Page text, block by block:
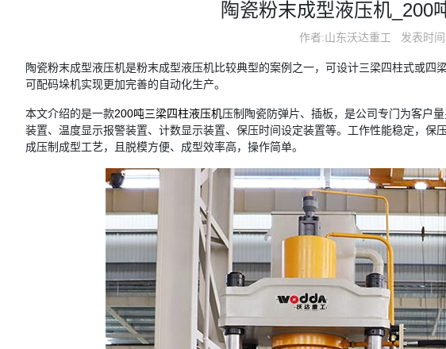
陶瓷粉末成型液压机_200
作者:山东沃达重工 发表时
陶瓷粉末成型液压机是粉末成型液压机比较典型的案例之一，可设计三梁四柱式或四
可配码垛机实现更加完善的自动化生产。
本文介绍的是一款200吨三梁四柱液压机压制陶瓷防弹片、插板，是公司专门为客户
装置、温度显示报警装置、计数显示装置、保压时间设定装置等。工作性能稳定，
成压制成型工艺，且脱模方便、成型效率高，操作简单。